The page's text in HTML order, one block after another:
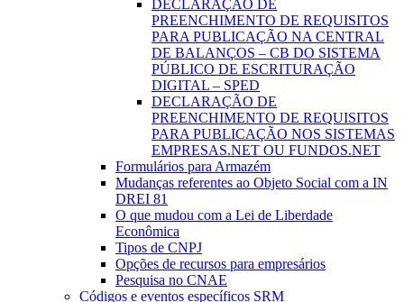
DECLARAÇÃO DE
PREENCHIMENTO DE REQUISITOS
PARA PUBLICAÇÃO NA CENTRAL
DE BALANÇOS – CB DO SISTEMA
PÚBLICO DE ESCRITURAÇÃO
DIGITAL – SPED
DECLARAÇÃO DE
PREENCHIMENTO DE REQUISITOS
PARA PUBLICAÇÃO NOS SISTEMAS
EMPRESAS.NET OU FUNDOS.NET
Formulários para Armazém
Mudanças referentes ao Objeto Social com a IN
DREI 81
O que mudou com a Lei de Liberdade
Econômica
Tipos de CNPJ
Opções de recursos para empresários
Pesquisa no CNAE
Códigos e eventos específicos SRM